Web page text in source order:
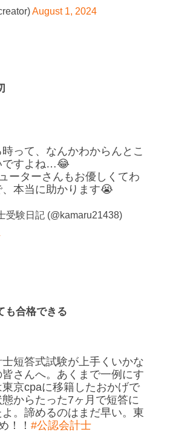
August 1, 2024
って、なんかわからんとこ
ですよね…😂
ーターさんもお優しくてわ
本当に助かります😭
受験日記 (@kamaru21438)
も合格できる
短答式試験が上手くいかな
さんへ。あくまで一例にす
京cpaに移籍したおかげで
からたった7ヶ月で短答に
。諦めるのはまだ早い。東
！！ #公認会計士